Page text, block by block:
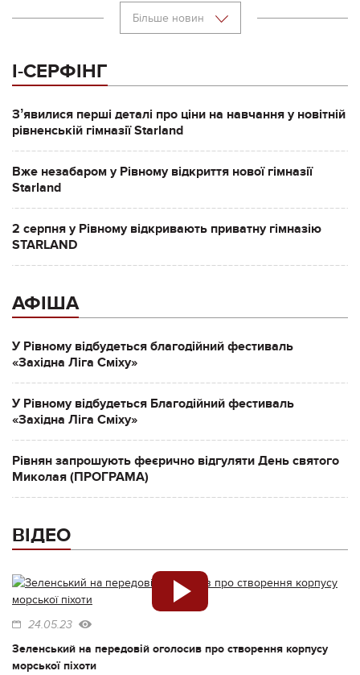
Більше новин
І-СЕРФІНГ
Зʼявилися перші деталі про ціни на навчання у новітній
рівненській гімназії Starland
Вже незабаром у Рівному відкриття нової гімназії
Starland
2 серпня у Рівному відкривають приватну гімназію
STARLAND
АФІША
У Рівному відбудеться благодійний фестиваль
«Західна Ліга Сміху»
У Рівному відбудеться Благодійний фестиваль
«Західна Ліга Сміху»
Рівнян запрошують феєрично відгуляти День святого
Миколая (ПРОГРАМА)
ВІДЕО
24.05.23
Зеленський на передовій оголосив про створення корпусу
морської піхоти